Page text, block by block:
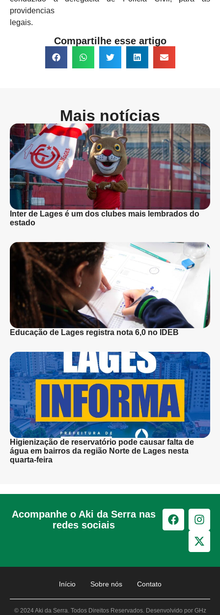
providencias
legais.
Compartilhe esse artigo
Mais notícias
Inter de Lages é um dos clubes mais lembrados do
estado
Educação de Lages registra nota 6,0 no IDEB
Higienização de reservatório pode causar falta de
água em bairros da região Norte de Lages nesta
quarta-feira
Acompanhe o Aki da Serra nas
redes sociais
Início Sobre nós Contato
© 2024 Aki da Serra. Todos Direitos Reservados. Desenvolvido por GHz